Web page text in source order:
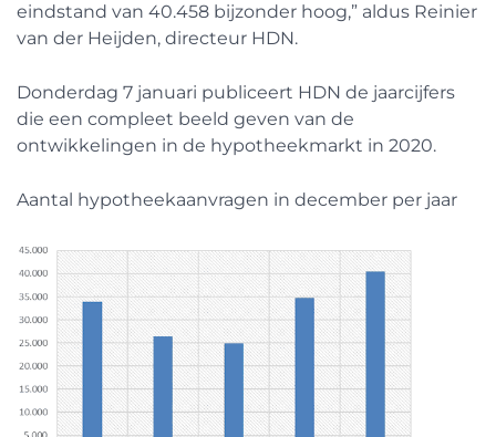
eindstand van 40.458 bijzonder hoog,” aldus Reinier
van der Heijden, directeur HDN.
Donderdag 7 januari publiceert HDN de jaarcijfers
die een compleet beeld geven van de
ontwikkelingen in de hypotheekmarkt in 2020.
Aantal hypotheekaanvragen in december per jaar